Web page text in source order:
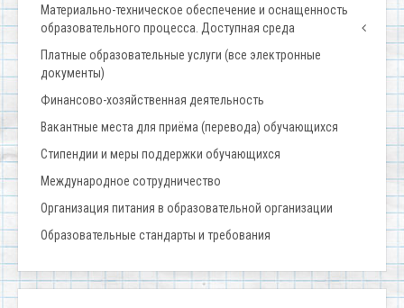
Материально-техническое обеспечение и оснащенность
образовательного процесса. Доступная среда
Платные образовательные услуги (все электронные
документы)
Финансово-хозяйственная деятельность
Вакантные места для приёма (перевода) обучающихся
Стипендии и меры поддержки обучающихся
Международное сотрудничество
Организация питания в образовательной организации
Образовательные стандарты и требования